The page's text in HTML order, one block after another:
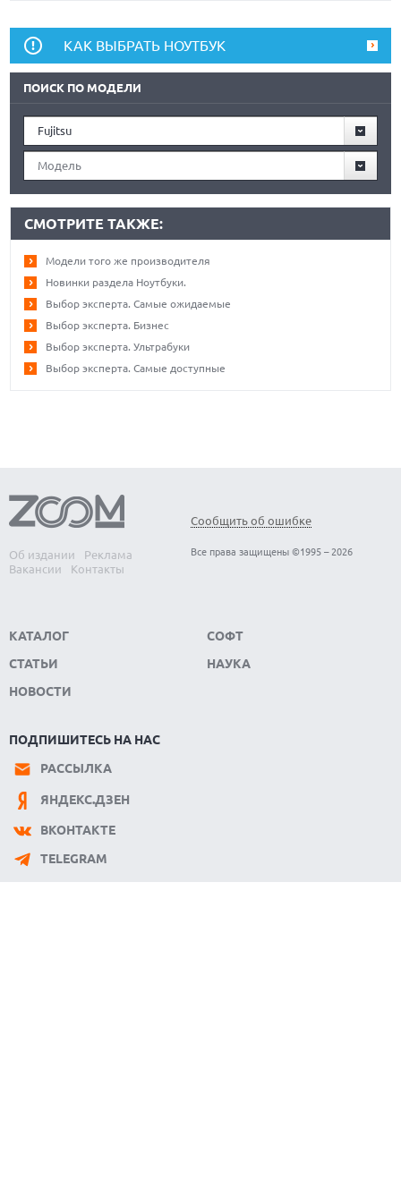
КАК ВЫБРАТЬ НОУТБУК
ПОИСК ПО МОДЕЛИ
Fujitsu
Модель
СМОТРИТЕ ТАКЖЕ:
Модели того же производителя
Новинки раздела Ноутбуки.
Выбор эксперта. Самые ожидаемые
Выбор эксперта. Бизнес
Выбор эксперта. Ультрабуки
Выбор эксперта. Самые доступные
Об издании
Реклама
Вакансии
Контакты
Сообщить об ошибке
Все права защищены ©1995 – 2026
КАТАЛОГ
СТАТЬИ
НОВОСТИ
СОФТ
НАУКА
ПОДПИШИТЕСЬ НА НАС
РАССЫЛКА
ЯНДЕКС.ДЗЕН
ВКОНТАКТЕ
TELEGRAM